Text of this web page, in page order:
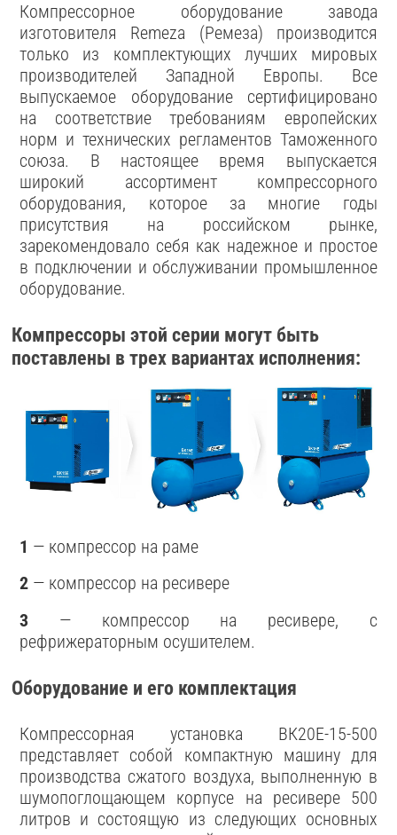
Компрессорное оборудование завода
изготовителя Remeza (Ремеза) производится
только из комплектующих лучших мировых
производителей Западной Европы. Все
выпускаемое оборудование сертифицировано
на соответствие требованиям европейских
норм и технических регламентов Таможенного
союза. В настоящее время выпускается
широкий ассортимент компрессорного
оборудования, которое за многие годы
присутствия на российском рынке,
зарекомендовало себя как надежное и простое
в подключении и обслуживании промышленное
оборудование.
Компрессоры этой серии могут быть
поставлены в трех вариантах исполнения:
1 — компрессор на раме
2 — компрессор на ресивере
3 — компрессор на ресивере, с
рефрижераторным осушителем.
Оборудование и его комплектация
Компрессорная установка ВК20Е-15-500
представляет собой компактную машину для
производства сжатого воздуха, выполненную в
шумопоглощающем корпусе на ресивере 500
литров и состоящую из следующих основных